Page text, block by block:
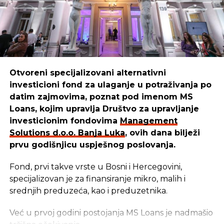
Otvoreni specijalizovani alternativni
investicioni fond za ulaganje u potraživanja po
datim zajmovima, poznat pod imenom MS
Loans, kojim upravlja Društvo za upravljanje
investicionim fondovima Management
Solutions d.o.o. Banja Luka, ovih dana bilježi
prvu godišnjicu uspješnog poslovanja.
Fond, prvi takve vrste u Bosni i Hercegovini,
specijalizovan je za finansiranje mikro, malih i
srednjih preduzeća, kao i preduzetnika.
Već u prvoj godini postojanja MS Loans je nadmašio